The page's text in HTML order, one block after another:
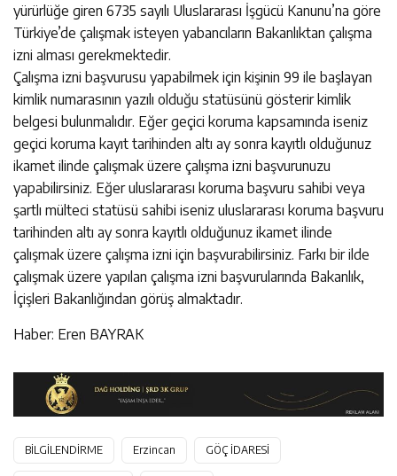
yürürlüğe giren 6735 sayılı Uluslararası İşgücü Kanunu’na göre
Türkiye’de çalışmak isteyen yabancıların Bakanlıktan çalışma
izni alması gerekmektedir.
Çalışma izni başvurusu yapabilmek için kişinin 99 ile başlayan
kimlik numarasının yazılı olduğu statüsünü gösterir kimlik
belgesi bulunmalıdır. Eğer geçici koruma kapsamında iseniz
geçici koruma kayıt tarihinden altı ay sonra kayıtlı olduğunuz
ikamet ilinde çalışmak üzere çalışma izni başvurunuzu
yapabilirsiniz. Eğer uluslararası koruma başvuru sahibi veya
şartlı mülteci statüsü sahibi iseniz uluslararası koruma başvuru
tarihinden altı ay sonra kayıtlı olduğunuz ikamet ilinde
çalışmak üzere çalışma izni için başvurabilirsiniz. Farkı bir ilde
çalışmak üzere yapılan çalışma izni başvurularında Bakanlık,
İçişleri Bakanlığından görüş almaktadır.
Haber: Eren BAYRAK
BİLGİLENDİRME Erzincan GÖÇ İDARESİ